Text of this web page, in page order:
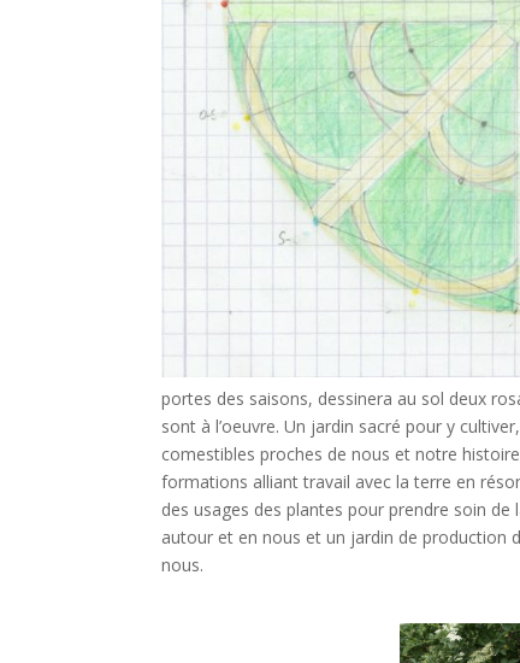
portes des saisons, dessinera au sol deux
sont à l’oeuvre. Un jardin sacré pour y
comestibles proches de nous et notre
formations alliant travail avec la terre en
des usages des plantes pour prendre soin
autour et en nous et un jardin de production
nous.